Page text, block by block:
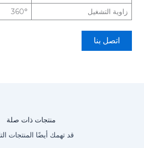
زاوية التشغيل 360°
اتصل بنا
منتجات ذات صلة
قد تهمك أيضًا المنتجات التالية.